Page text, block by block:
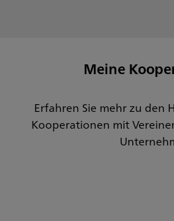
Meine
Erfahren Sie mehr zu den
Kooperationen mit